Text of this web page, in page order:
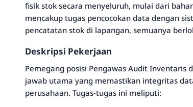
fisik stok secara menyeluruh, mulai dari
mencakup tugas pencocokan data dengan
pencatatan stok di lapangan, semuanya
Deskripsi Pekerjaan
Pemegang posisi Pengawas Audit
jawab utama yang memastikan integritas
perusahaan. Tugas-tugas ini meliputi: